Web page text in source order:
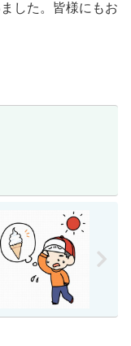
した。皆様にもお